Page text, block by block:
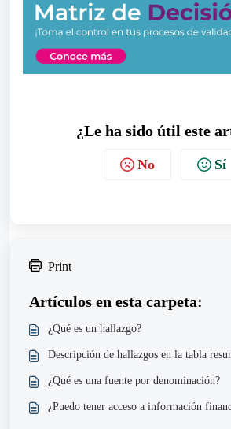
¿Le ha sido útil este
No Sí
Print
Artículos en esta carpeta:
¿Qué es un hallazgo?
Descripción de hallazgos en la tabla
¿Qué es una fuente por denominación?
¿Puedo tener acceso a información